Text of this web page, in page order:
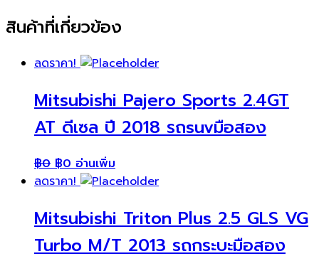
สินค้าที่เกี่ยวข้อง
ลดราคา!
Mitsubishi Pajero Sports 2.4GT
AT ดีเซล ปี 2018 รถsuvมือสอง
฿0 ฿0 อ่านเพิ่ม
ลดราคา!
Mitsubishi Triton Plus 2.5 GLS VG
Turbo M/T 2013 รถกระบะมือสอง